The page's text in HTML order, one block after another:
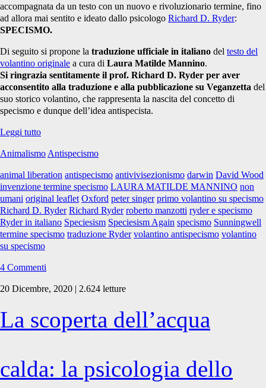
accompagnata da un testo con un nuovo e rivoluzionario termine, fino
ad allora mai sentito e ideato dallo psicologo Richard D. Ryder:
SPECISMO.
Di seguito si propone la traduzione ufficiale in italiano del testo del
volantino originale a cura di Laura Matilde Mannino.
Si ringrazia sentitamente il prof. Richard D. Ryder per aver
acconsentito alla traduzione e alla pubblicazione su Veganzetta del
suo storico volantino, che rappresenta la nascita del concetto di
specismo e dunque dell’idea antispecista.
Leggi tuttoLa
del
“specismo”
Animalismo Antispecismo
animal liberation antispecismo antivivisezionismo darwin David Wood
invenzione termine specismo LAURA MATILDE MANNINO non
umani original leaflet Oxford peter singer primo volantino su specismo
Richard D. Ryder Richard Ryder roberto manzotti ryder e specismo
Ryder in italiano Speciesism Speciesism Again specismo Sunningwell
termine specismo traduzione Ryder volantino antispecismo volantino
su specismo
4 Commenti
20 Dicembre, 2020 | 2.624 letture
La scoperta dell’acqua
calda: la psicologia dello